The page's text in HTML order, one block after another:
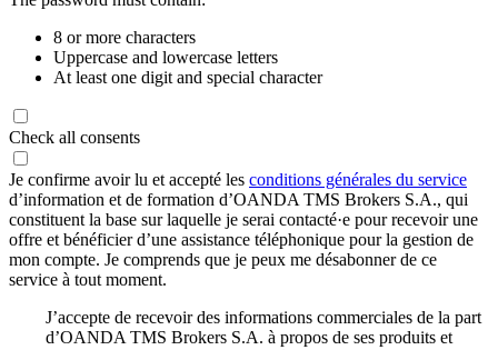
8 or more characters
Uppercase and lowercase letters
At least one digit and special character
Check all consents
Je confirme avoir lu et accepté les conditions générales du service
d’information et de formation d’OANDA TMS Brokers S.A., qui
constituent la base sur laquelle je serai contacté·e pour recevoir une
offre et bénéficier d’une assistance téléphonique pour la gestion de
mon compte. Je comprends que je peux me désabonner de ce
service à tout moment.
J’accepte de recevoir des informations commerciales de la part
d’OANDA TMS Brokers S.A. à propos de ses produits et